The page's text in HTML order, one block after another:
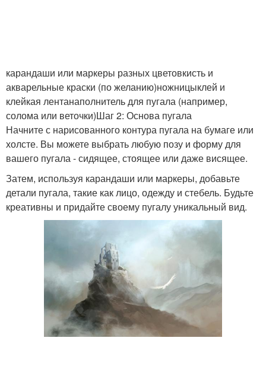
карандаши или маркеры разных цветовкисть и
акварельные краски (по желанию)ножницыклей и
клейкая лентанаполнитель для пугала (например,
солома или веточки)Шаг 2: Основа пугала
Начните с нарисованного контура пугала на бумаге или
холсте. Вы можете выбрать любую позу и форму для
вашего пугала - сидящее, стоящее или даже висящее.
Затем, используя карандаши или маркеры, добавьте
детали пугала, такие как лицо, одежду и стебель. Будьте
креативны и придайте своему пугалу уникальный вид.